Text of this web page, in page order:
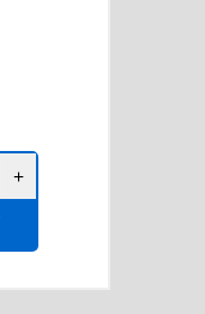
+